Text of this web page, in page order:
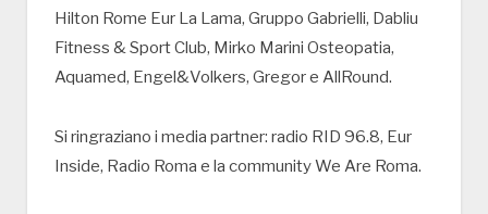
Hilton Rome Eur La Lama, Gruppo Gabrielli, Dabliu
Fitness & Sport Club, Mirko Marini Osteopatia,
Aquamed, Engel&Volkers, Gregor e AllRound.
Si ringraziano i media partner: radio RID 96.8, Eur
Inside, Radio Roma e la community We Are Roma.